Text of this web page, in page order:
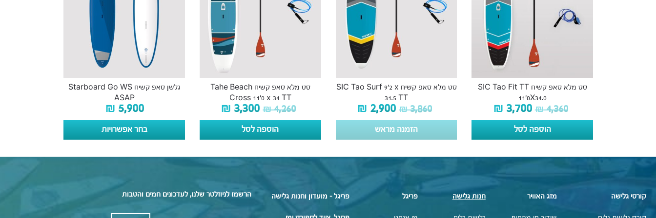
סט מלא סאפ קשיח SIC Tao Fit TT
11’0X34.0
₪4,360
₪ 3,700
הוספה לסל
סט מלא סאפ קשיח SIC Tao Surf 9’2 x
31.5 TT
₪3,860
₪ 2,900
הזמנה מראש
סט מלא סאפ קשיח Tahe Beach
Cross 11’0 x 34 TT
₪4,260
₪ 3,300
הוספה לסל
גלשן סאפ קשיח Starboard Go WS
ASAP
₪ 5,900
בחר אפשרויות
קורסי גלישה מזג האוויר חנות גלישה פריגל פריגל - מועדון וחנות גלישה הרשמו לניוזלטר שלנו, לעדכונים חמים והטבות